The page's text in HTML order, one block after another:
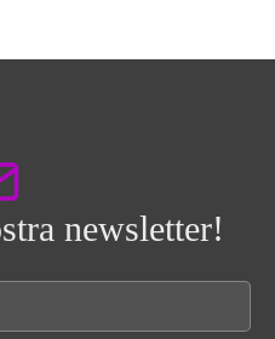
newsletter!